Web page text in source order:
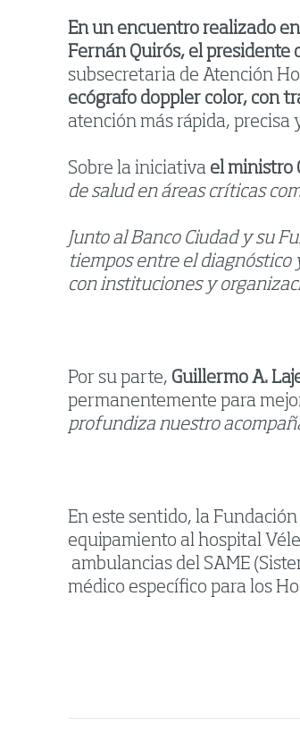
En un encuentro realizado
Fernán Quirós, el presidente
subsecretaria de Atención
ecógrafo doppler color, con
atención más rápida,
Sobre la iniciativa el ministro
de salud en áreas críticas
Junto al Banco Ciudad y su
tiempos entre el diagnóstico
con instituciones y
Por su parte, Guillermo A.
permanentemente para
profundiza nuestro
En este sentido, la
equipamiento al hospital
ambulancias del SAME
médico específico para los